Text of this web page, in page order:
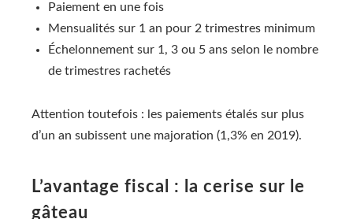
Paiement en une fois
Mensualités sur 1 an pour 2 trimestres minimum
Échelonnement sur 1, 3 ou 5 ans selon le nombre
de trimestres rachetés
Attention toutefois : les paiements étalés sur plus
d’un an subissent une majoration (1,3% en 2019).
L’avantage fiscal : la cerise sur le
gâteau